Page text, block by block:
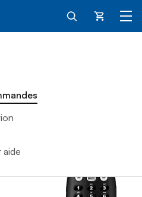
Panier
aide